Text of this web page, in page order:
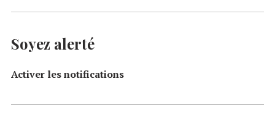
Soyez alerté
Activer les notifications